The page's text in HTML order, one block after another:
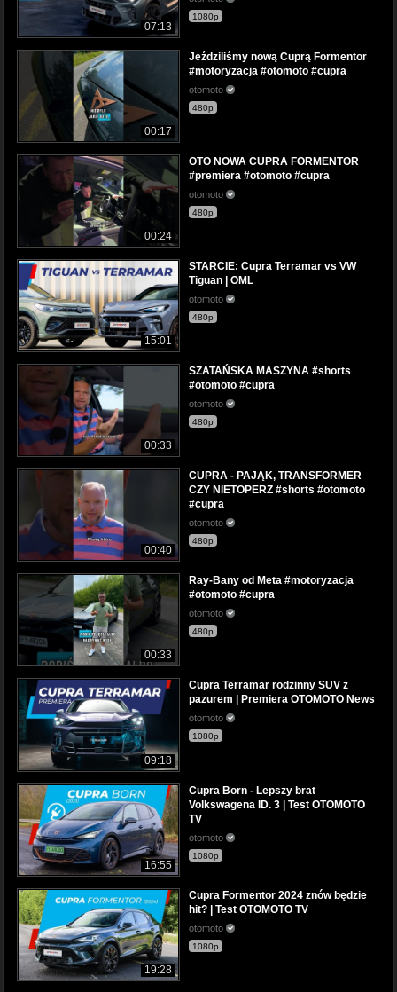
07:13
1080p
00:17
Jeździliśmy nową Cuprą Formentor
#motoryzacja #otomoto #cupra
otomoto
480p
00:24
OTO NOWA CUPRA FORMENTOR
#premiera #otomoto #cupra
otomoto
480p
15:01
STARCIE: Cupra Terramar vs VW
Tiguan | OML
otomoto
480p
00:33
SZATAŃSKA MASZYNA #shorts
#otomoto #cupra
otomoto
480p
00:40
CUPRA - PAJĄK, TRANSFORMER
CZY NIETOPERZ #shorts #otomoto
#cupra
otomoto
480p
00:33
Ray-Bany od Meta #motoryzacja
#otomoto #cupra
otomoto
480p
09:18
Cupra Terramar rodzinny SUV z
pazurem | Premiera OTOMOTO News
otomoto
1080p
16:55
Cupra Born - Lepszy brat
Volkswagena ID. 3 | Test OTOMOTO
TV
otomoto
1080p
19:28
Cupra Formentor 2024 znów będzie
hit? | Test OTOMOTO TV
otomoto
1080p